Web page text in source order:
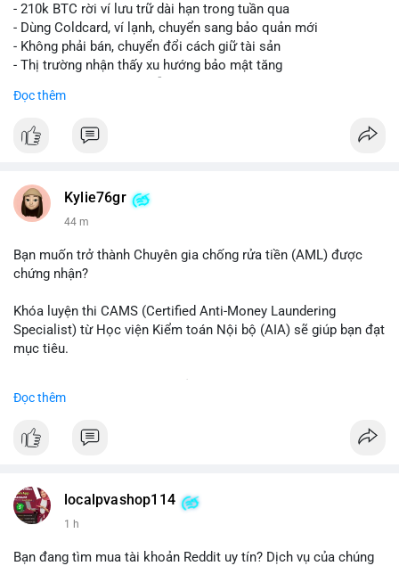
- 210k BTC rời ví lưu trữ dài hạn trong tuần qua
- Dùng Coldcard, ví lạnh, chuyển sang bảo quản mới
- Không phải bán, chuyển đổi cách giữ tài sản
- Thị trường nhận thấy xu hướng bảo mật tăng
#vlikevn #titanbot
Đọc thêm
Kylie76gr
44 m
Bạn muốn trở thành Chuyên gia chống rửa tiền (AML) được
chứng nhận?
Khóa luyện thi CAMS (Certified Anti-Money Laundering
Specialist) từ Học viện Kiểm toán Nội bộ (AIA) sẽ giúp bạn đạt
mục tiêu.
gồm tài liệu toàn diện, câu hỏi thực hành, bài thi thử sát thực
Đăng ký ngay hôm nay để nâng cao năng lực và mở rộng cơ
Đọc thêm
localpvashop114
1 h
Bạn đang tìm mua tài khoản Reddit uy tín? Dịch vụ của chúng